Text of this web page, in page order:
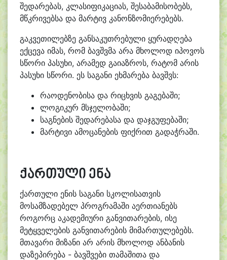
შედარებას, კლასიფიკაციას, შესაბამისობებს,
მწკრივებსა და მარტივ კანონზომიერებებს.
გაკვეთილებზე განსაკუთრებული ყურადღება
ექცევა იმას, რომ ბავშვმა არა მხოლოდ იპოვოს
სწორი პასუხი, არამედ გაიაზროს, რატომ არის
პასუხი სწორი. ეს საგანი ეხმარება ბავშვს:
რაოდენობისა და რიცხვის გაგებაში;
ლოგიკურ მსჯელობაში;
საგნების შედარებასა და დაჯგუფებაში;
მარტივი ამოცანების ფიქრით გადაჭრაში.
ქართული ენა
ქართული ენის საგანი სკოლისათვის
მოსამზადებელ პროგრამაში აერთიანებს
როგორც აკადემიური განვითარების, ისე
მეტყველების განვითარების მიმართულებებს.
მთავარი მიზანი არ არის მხოლოდ ანბანის
დაზეპირება - ბავშვები თამაშითა და